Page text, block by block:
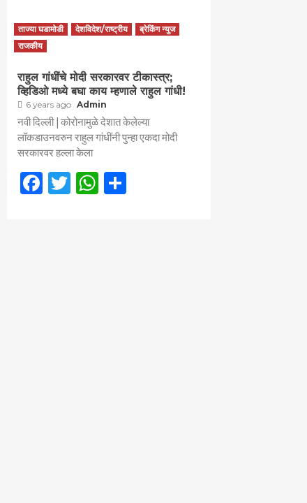
ताज्या घडामोडी देशविदेश/राष्ट्रीय
ब्रेकिंग न्युज
राजकीय
राहुल गांधींचे मोदी सरकारवर टीकास्त्र;
व्हिडिओ मध्ये बघा काय म्हणाले राहुल गांधी!
6 years ago Admin
नवी दिल्ली | कोरोनामुळे देशात केलेल्या
लॉकडाउनवरुन राहुल गांधींनी पुन्हा एकदा मोदी
सरकारवर हल्ला केला
Facebook
TwitterWhatsApp